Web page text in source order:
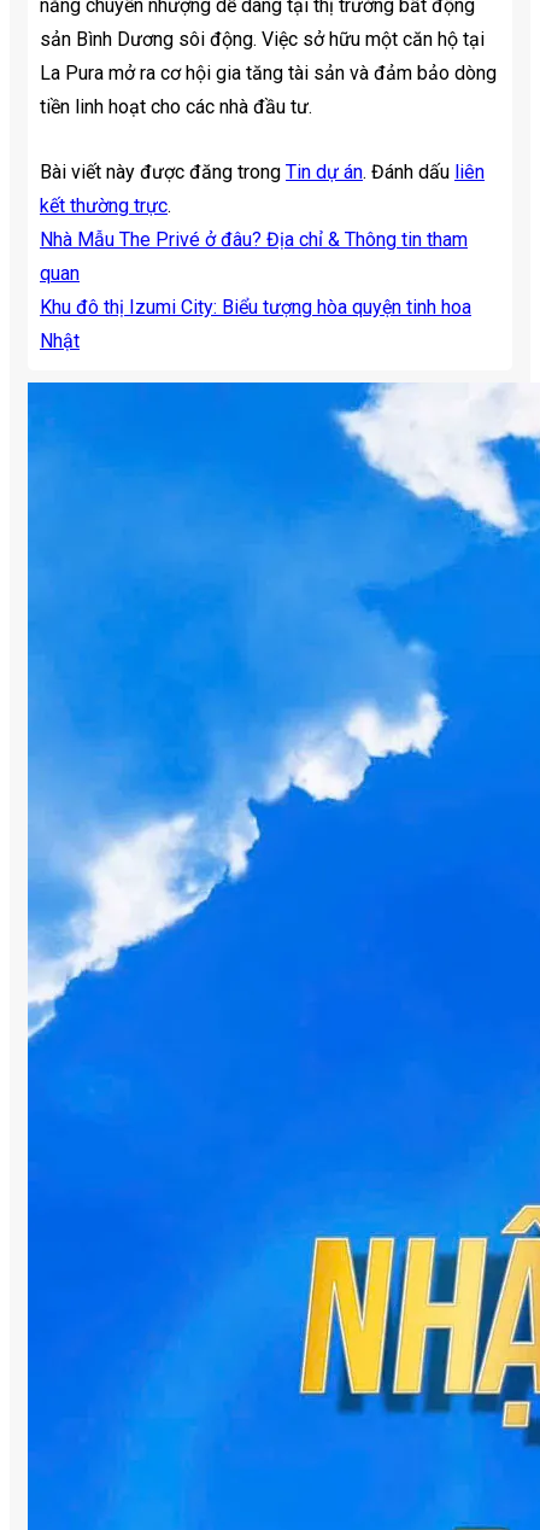
năng chuyển nhượng dễ dàng tại thị trường bất động
sản Bình Dương sôi động. Việc sở hữu một căn hộ tại
La Pura mở ra cơ hội gia tăng tài sản và đảm bảo dòng
tiền linh hoạt cho các nhà đầu tư.
Bài viết này được đăng trong Tin dự án. Đánh dấu liên
kết thường trực.
Nhà Mẫu The Privé ở đâu? Địa chỉ & Thông tin tham
quan
Khu đô thị Izumi City: Biểu tượng hòa quyện tinh hoa
Nhật